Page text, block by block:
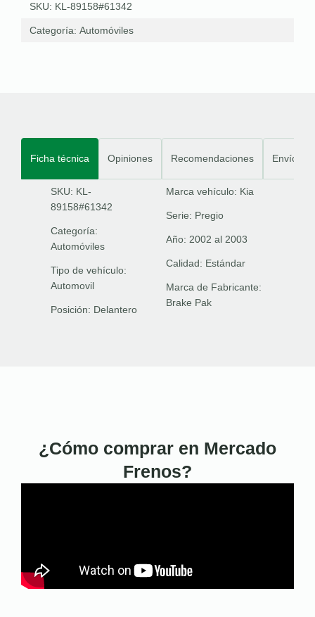
SKU: KL-89158#61342
Categoría: Automóviles
Ficha técnica Opiniones Recomendaciones Envíos
SKU: KL-
89158#61342
Categoría:
Automóviles
Tipo de vehículo:
Automovil
Posición: Delantero
Marca vehículo: Kia
Serie: Pregio
Año: 2002 al 2003
Calidad: Estándar
Marca de Fabricante:
Brake Pak
¿Cómo comprar en Mercado
Frenos?